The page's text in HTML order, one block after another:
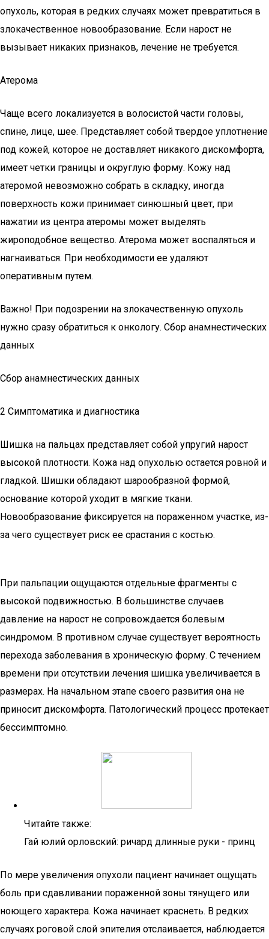
опухоль, которая в редких случаях может превратиться в
злокачественное новообразование. Если нарост не
вызывает никаких признаков, лечение не требуется.
Атерома
Чаще всего локализуется в волосистой части головы,
спине, лице, шее. Представляет собой твердое уплотнение
под кожей, которое не доставляет никакого дискомфорта,
имеет четки границы и округлую форму. Кожу над
атеромой невозможно собрать в складку, иногда
поверхность кожи принимает синюшный цвет, при
нажатии из центра атеромы может выделять
жироподобное вещество. Атерома может воспаляться и
нагнаиваться. При необходимости ее удаляют
оперативным путем.
Важно! При подозрении на злокачественную опухоль
нужно сразу обратиться к онкологу. Сбор анамнестических
данных
Сбор анамнестических данных
2 Симптоматика и диагностика
Шишка на пальцах представляет собой упругий нарост
высокой плотности. Кожа над опухолью остается ровной и
гладкой. Шишки обладают шарообразной формой,
основание которой уходит в мягкие ткани.
Новообразование фиксируется на пораженном участке, из-
за чего существует риск ее срастания с костью.
При пальпации ощущаются отдельные фрагменты с
высокой подвижностью. В большинстве случаев
давление на нарост не сопровождается болевым
синдромом. В противном случае существует вероятность
перехода заболевания в хроническую форму. С течением
времени при отсутствии лечения шишка увеличивается в
размерах. На начальном этапе своего развития она не
приносит дискомфорта. Патологический процесс протекает
бессимптомно.
Читайте также:
Гай юлий орловский: ричард длинные руки - принц
По мере увеличения опухоли пациент начинает ощущать
боль при сдавливании пораженной зоны тянущего или
ноющего характера. Кожа начинает краснеть. В редких
случаях роговой слой эпителия отслаивается, наблюдается